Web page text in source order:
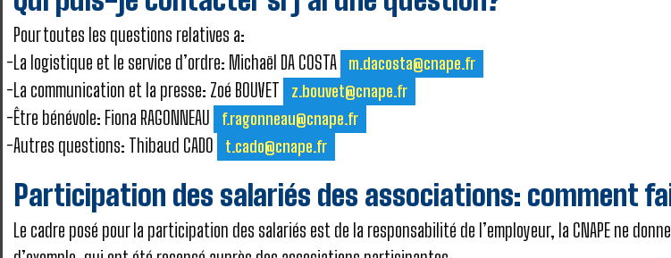
Pour toutes les questions relatives a:
La logistique et le service d’ordre: Michaël DA COSTA
m.dacosta@cnape.fr
La communication et la presse: Zoé BOUVET z.bouvet@cnape.fr
Être bénévole: Fiona RAGONNEAU f.ragonneau@cnape.fr
Autres questions: Thibaud CADO t.cado@cnape.fr
Participation des salariés des associations: comment
Le cadre posé pour la participation des salariés est de la responsabilité de l’employeur, la CNAPE ne